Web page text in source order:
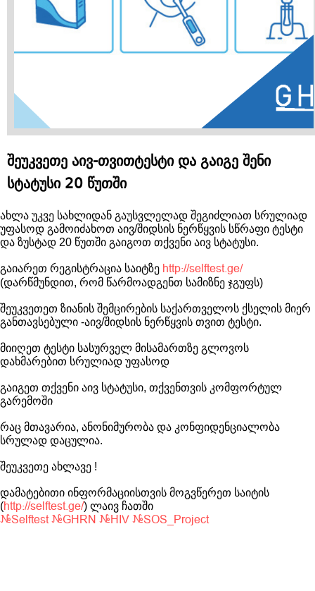
შეუკვეთე აივ-თვითტესტი და გაიგე შენი
სტატუსი 20 წუთში
ახლა უკვე სახლიდან გაუსვლელად შეგიძლიათ სრულიად
უფასოდ გამოიძახოთ აივ/შიდსის ნერწყვის სწრაფი ტესტი
და ზუსტად 20 წუთში გაიგოთ თქვენი აივ სტატუსი.
გაიარეთ რეგისტრაცია საიტზე http://selftest.ge/
(დარწმუნდით, რომ წარმოადგენთ სამიზნე ჯგუფს)
შეუკვეთეთ ზიანის შემცირების საქართველოს ქსელის მიერ
განთავსებული -აივ/შიდსის ნერწყვის თვით ტესტი.
მიიღეთ ტესტი სასურველ მისამართზე გლოვოს
დახმარებით სრულიად უფასოდ
გაიგეთ თქვენი აივ სტატუსი, თქვენთვის კომფორტულ
გარემოში
რაც მთავარია, ანონიმურობა და კონფიდენციალობა
სრულად დაცულია.
შეუკვეთე ახლავე !
დამატებითი ინფორმაციისთვის მოგვწერეთ საიტის
(http://selftest.ge/) ლაივ ჩათში
#Selftest #GHRN #HIV #SOS_Project